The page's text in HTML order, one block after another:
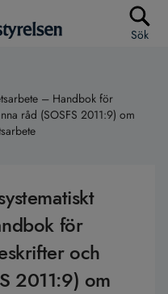
Sök
– Handbok för
råd (SOSFS 2011:9) om
för
och
2011:9) om